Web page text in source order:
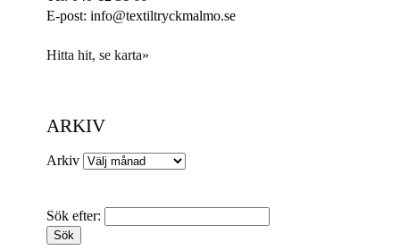
E-post: info@textiltryckmalmo.se
Hitta hit, se karta»
ARKIV
Arkiv
Sök efter: